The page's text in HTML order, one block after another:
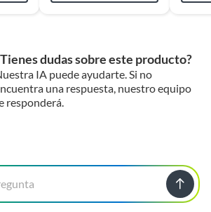
dudas sobre este producto?
IA puede ayudarte. Si no
una respuesta, nuestro equipo
responderá.